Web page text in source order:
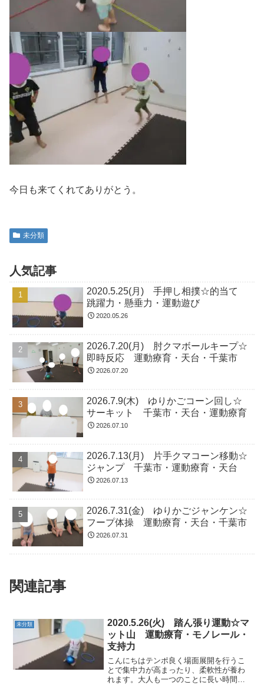
今日も来てくれてありがとう。
未分類
人気記事
2020.5.25(月) 手押し相撲☆的当て
跳躍力・懸垂力・運動遊び
2020.05.26
2026.7.20(月) 肘クマボールキープ☆
即時反応 運動療育・天台・千葉市
2026.07.20
2026.7.9(木) ゆりかごコーン回し☆
サーキット 千葉市・天台・運動療育
2026.07.10
2026.7.13(月) 片手クマコーン移動☆
ジャンプ 千葉市・運動療育・天台
2026.07.13
2026.7.31(金) ゆりかごジャンケン☆
フープ体操 運動療育・天台・千葉市
2026.07.31
関連記事
未分類
2020.5.26(火) 踏ん張り運動☆マ
ット山 運動療育・モノレール・
支持力
こんにちはテンポ良く場面展開を行うこ
とで集中力が高まったり、柔軟性が養わ
れます。大人も一つのことに長い時間取